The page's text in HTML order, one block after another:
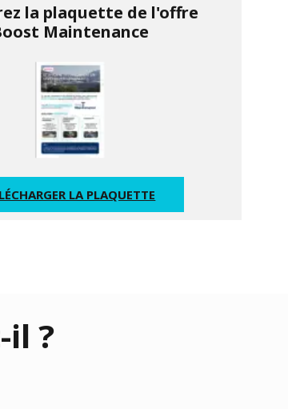
la plaquette de l'offre
Maintenance
LA PLAQUETTE
?